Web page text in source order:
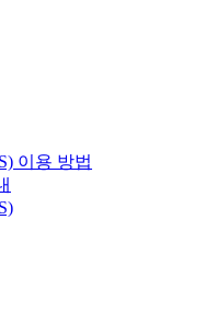
이용 방법